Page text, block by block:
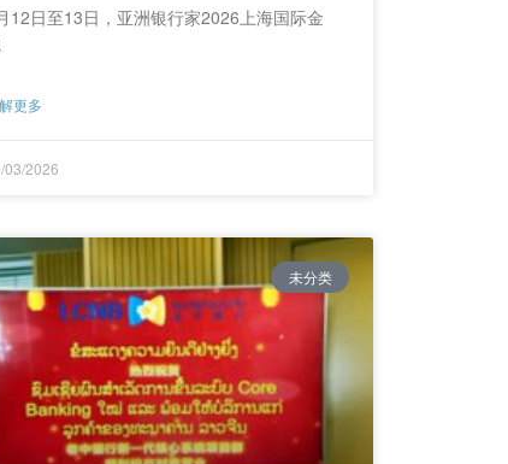
12日至13日，亚洲银行家2026上海国际金
更多
03/2026
未分类